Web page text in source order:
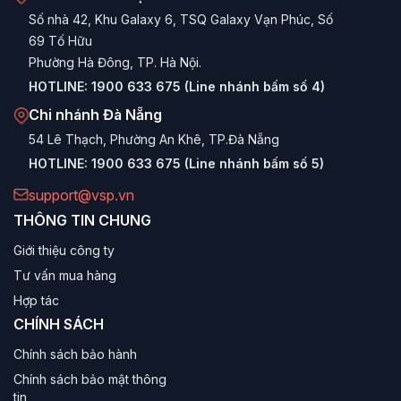
hãng36 tháng (3 năm), mang lại sự an tâm tuyệt đối
khi sử dụng.
Các dòng RAM VSP nổi bật
1. RAM VSP LED RGB (Gaming)
Tiêu biểu:VSP DDR4 RGB 16GB 3600MHz
kẹp tản nhiệt nhôm giúp RAM mát mẻ khi hoạt động ở
xung nhịp cao (3600MHz), cùng hệ thống LED RGB rực
rỡ.
2. RAM VSP Basic (Văn phòng/Phổ thông)
Tiêu biểu:VSP DDR4 8GB/16GB 3200MHz
chi phí. Đây là lựa chọn kinh tế nhất để nâng cấp dung
lượng bộ nhớ cho máy tính làm việc, học tập.
Số nhà 42, Khu Galaxy 6, TSQ Galaxy Vạn Phúc, Số
69 Tố Hữu
Phường Hà Đông, TP. Hà Nội.
HOTLINE: 1900 633 675 (Line nhánh bấm số 4)
Chi nhánh Đà Nẵng
54 Lê Thạch, Phường An Khê, TP.Đà Nẵng
HOTLINE: 1900 633 675 (Line nhánh bấm số 5)
support@vsp.vn
THÔNG TIN CHUNG
Giới thiệu công ty
Tư vấn mua hàng
Hợp tác
CHÍNH SÁCH
Chính sách bảo hành
Chính sách bảo mật thông
tin